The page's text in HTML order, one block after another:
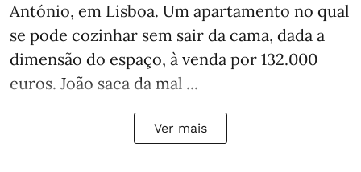
António, em Lisboa. Um apartamento no qual
se pode cozinhar sem sair da cama, dada a
dimensão do espaço, à venda por 132.000
euros. João saca da mal ...
Ver mais